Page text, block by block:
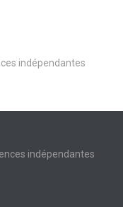
indépendantes
indépendantes